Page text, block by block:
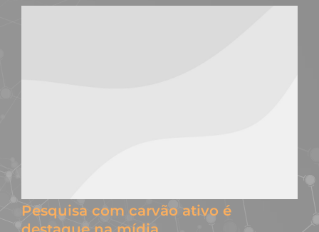
Pesquisa com carvão ativo é